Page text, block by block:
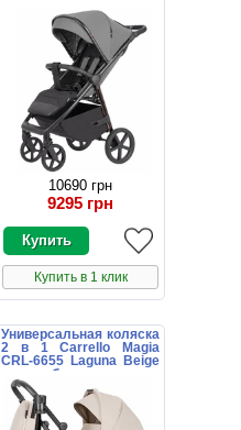
10690 грн
9295 грн
Купить в 1 клик
Универсальная коляска
2 в 1 Carrello Magia
CRL-6655 Laguna Beige
светло-бежевая с
сумочкой